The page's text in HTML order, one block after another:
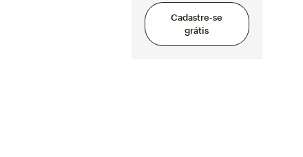
Cadastre-se
grátis